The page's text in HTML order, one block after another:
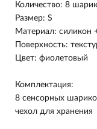
Количество: 8
Размер: S
Материал: силикон
Поверхность:
Цвет: фиолетовый
Комплектация:
8 сенсорных
чехол для хранения